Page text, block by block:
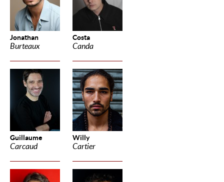
Jonathan
Burteaux
Costa
Canda
Guillaume
Carcaud
Willy
Cartier